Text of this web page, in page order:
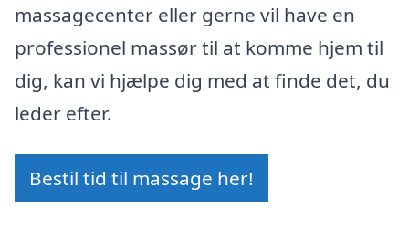
massagecenter eller gerne vil have en
professionel massør til at komme hjem til
dig, kan vi hjælpe dig med at finde det, du
leder efter.
Bestil tid til massage her!